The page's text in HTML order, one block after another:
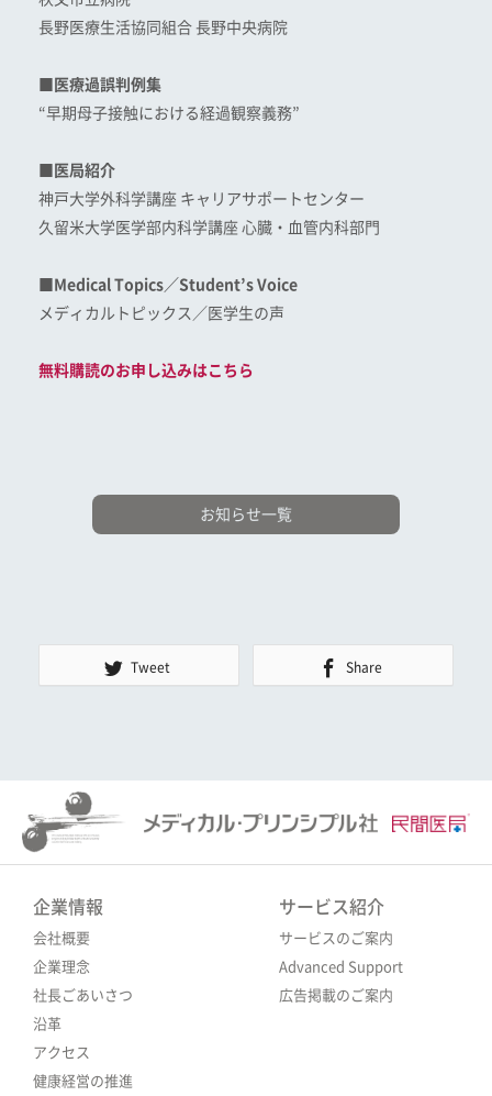
長野医療生活協同組合 長野中央病院
■医療過誤判例集
“早期母子接触における経過観察義務”
■医局紹介
神戸大学外科学講座 キャリアサポートセンター
久留米大学医学部内科学講座 心臓・血管内科部門
■Medical Topics／Student’s Voice
メディカルトピックス／医学生の声
無料購読のお申し込みはこちら
お知らせ一覧
Tweet Share
企業情報
会社概要
企業理念
社長ごあいさつ
沿革
アクセス
健康経営の推進
サービス紹介
サービスのご案内
Advanced Support
広告掲載のご案内